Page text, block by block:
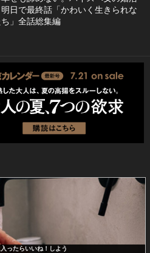
日で最終話「かわいく生きられな
」全話総集編
ったらいいね！しよう